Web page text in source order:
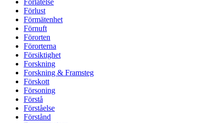
Förlust
Förmätenhet
Förnuft
Förorten
Förorterna
Försiktighet
Forskning
Forskning & Framsteg
Förskott
Försoning
Förstå
Förståelse
Förstånd